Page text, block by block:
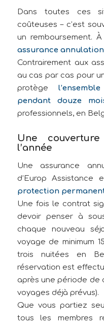
Dans toutes ces
coûteuses – c’est
un remboursement.
assurance
Contrairement aux
au cas par cas pour
protège
pendant douze
professionnels, en
Une
l’année
Une assurance
d’Europ
protection
Une fois le contrat
devoir penser à
chaque nouveau
voyage de minimum
trois nuitées en
réservation est
après une période de
voyages déjà prévus).
Que vous partiez
tous les membres